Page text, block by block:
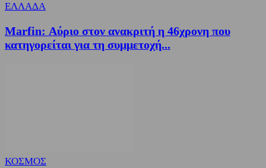
ΕΛΛΑΔΑ
Marfin: Αύριο στον ανακριτή η 46χρονη που
κατηγορείται για τη συμμετοχή...
ΚΟΣΜΟΣ